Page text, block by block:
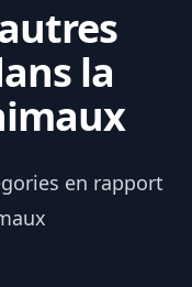
la
en rapport